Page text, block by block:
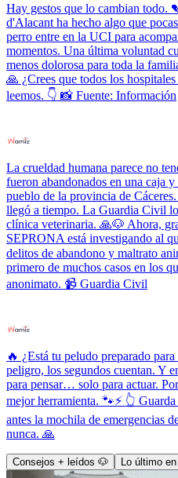
Hay gestos que lo cambian todo.
d'Alacant ha hecho algo que
perro entre en la UCI para
momentos. Una última voluntad
menos dolorosa para toda la
🙏 ¿Crees que todos los
leemos. 👇 📸 Fuente: Información
La crueldad humana parece no
fueron abandonados en una caja
pueblo de la provincia de
llegó a tiempo. La Guardia Civil
clínica veterinaria. 🙏🐶 Ahora,
SEPRONA está investigando al
delitos de abandono y maltrato
primero de muchos casos en los
anonimato. 📹 Guardia Civil
🔥 ¿Está tu peludo preparado
peligro, los segundos cuentan. Y
para pensar… solo para actuar.
mejor herramienta. 🐾⚡ 👆
antes la mochila de emergencias
nunca. 🙏
Consejos + leídos 🐶 Lo último